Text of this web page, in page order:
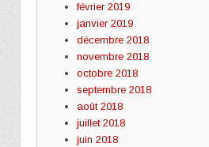
février 2019
janvier 2019
décembre 2018
novembre 2018
octobre 2018
septembre 2018
août 2018
juillet 2018
juin 2018